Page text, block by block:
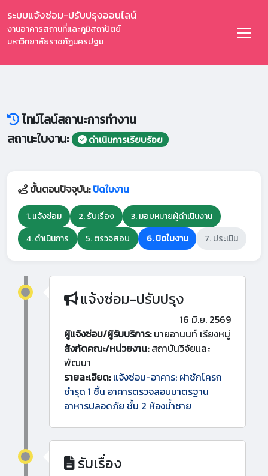
ระบบแจ้งซ่อม-ปรับปรุงออนไลน์
งานอาคารสถานที่และภูมิสถาปัตย์
มหาวิทยาลัยราชภัฏนครปฐม
ไทม์ไลน์สถานะการทำงาน
สถานะใบงาน:
ดำเนินการเรียบร้อย
ขั้นตอนปัจจุบัน:ปิดใบงาน
1. แจ้งซ่อม 2. รับเรื่อง
3. มอบหมายผู้ดำเนินงาน
4. ดำเนินการ
5. ตรวจสอบ 6. ปิดใบงาน 7. ประเมิน
แจ้งซ่อม-ปรับปรุง
16 มิ.ย. 2569
ผู้แจ้งซ่อม/ผู้รับบริการ:นายอานนท์ เรียงหมู่
สังกัดคณะ/หน่วยงาน:สถาบันวิจัยและ
พัฒนา
รายละเอียด: แจ้งซ่อม-อาคาร: ฝาชักโครก
ชำรุด 1 ชิ้น อาคารตรวจสอบมาตรฐาน
อาหารปลอดภัย ชั้น 2 ห้องน้ำชาย
รับเรื่อง